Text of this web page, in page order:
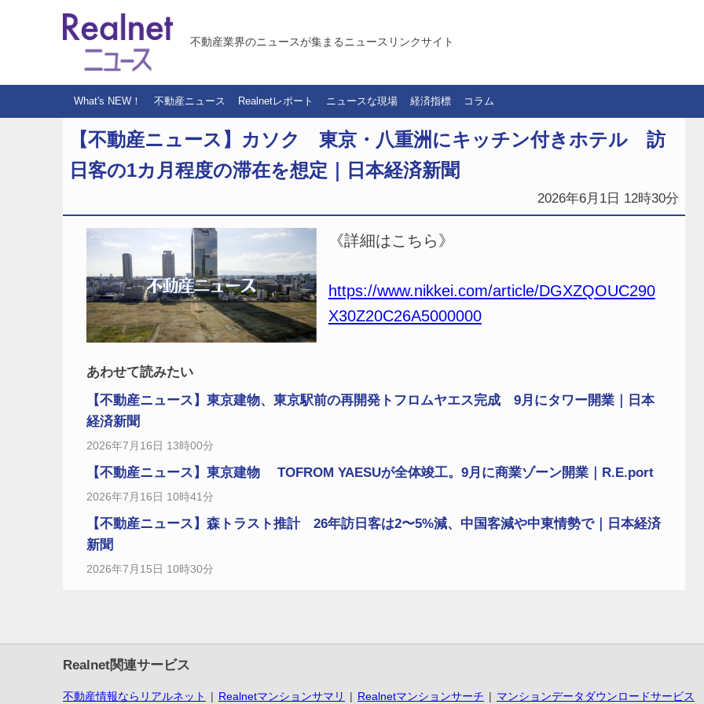
不動産業界のニュースが集まるニュースリンクサイト
What's NEW！ 不動産ニュース Realnetレポート ニュースな現場 経済指標 コラム
【不動産ニュース】カソク 東京・八重洲にキッチン付きホテル 訪
日客の1カ月程度の滞在を想定｜日本経済新聞
2026年6月1日 12時30分
《詳細はこちら》
https://www.nikkei.com/article/DGXZQOUC290
X30Z20C26A5000000
あわせて読みたい
【不動産ニュース】東京建物、東京駅前の再開発トフロムヤエス完成 9月にタワー開業｜日本
経済新聞
2026年7月16日 13時00分
【不動産ニュース】東京建物 TOFROM YAESUが全体竣工。9月に商業ゾーン開業｜R.E.port
2026年7月16日 10時41分
【不動産ニュース】森トラスト推計 26年訪日客は2〜5%減、中国客減や中東情勢で｜日本経済
新聞
2026年7月15日 10時30分
Realnet関連サービス
不動産情報ならリアルネット Realnetマンションサマリ Realnetマンションサーチ マンションデータダウンロードサービス